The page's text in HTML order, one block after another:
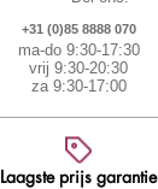
+31 (0)85 8888 070
ma-do 9:30-17:30
vrij 9:30-20:30
za 9:30-17:00
Laagste prijs garantie